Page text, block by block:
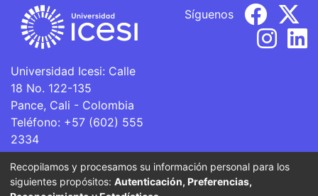
Universidad Icesi: Calle
18 No. 122-135
Pance, Cali - Colombia
Teléfono: +57 (602) 555
2334
ventanillaunica@icesi.edu.co
Síguenos
La Universidad Icesi es una Institución de Educación
Recopilamos y procesamos su información personal para los
siguientes propósitos: Autenticación, Preferencias,